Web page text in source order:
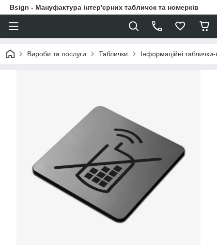
Bsign - Мануфактура інтер'єрних табличок та номерків
Вироби та послуги Таблички Інформаційні таблички-